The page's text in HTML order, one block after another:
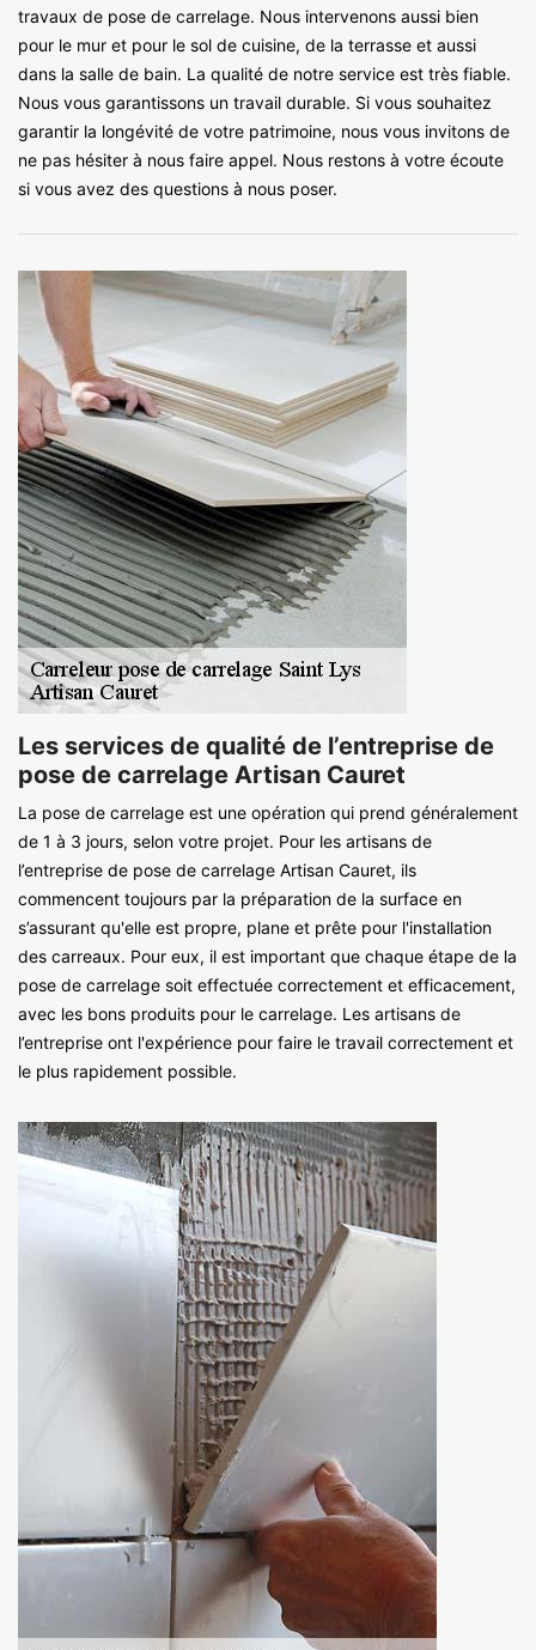
travaux de pose de carrelage. Nous intervenons aussi bien
pour le mur et pour le sol de cuisine, de la terrasse et aussi
dans la salle de bain. La qualité de notre service est très fiable.
Nous vous garantissons un travail durable. Si vous souhaitez
garantir la longévité de votre patrimoine, nous vous invitons de
ne pas hésiter à nous faire appel. Nous restons à votre écoute
si vous avez des questions à nous poser.
Les services de qualité de l’entreprise de
pose de carrelage Artisan Cauret
La pose de carrelage est une opération qui prend généralement
de 1 à 3 jours, selon votre projet. Pour les artisans de
l’entreprise de pose de carrelage Artisan Cauret, ils
commencent toujours par la préparation de la surface en
s’assurant qu'elle est propre, plane et prête pour l'installation
des carreaux. Pour eux, il est important que chaque étape de la
pose de carrelage soit effectuée correctement et efficacement,
avec les bons produits pour le carrelage. Les artisans de
l’entreprise ont l'expérience pour faire le travail correctement et
le plus rapidement possible.